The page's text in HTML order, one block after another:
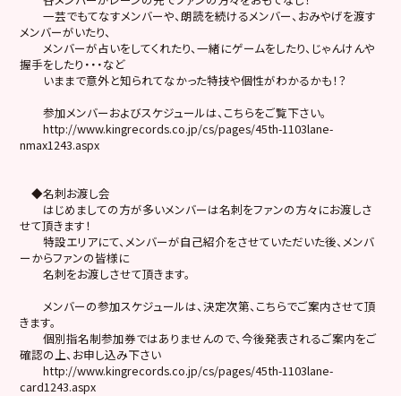
一芸でもてなすメンバーや、朗読を続けるメンバー、おみやげを渡す
メンバーがいたり、
メンバーが占いをしてくれたり、一緒にゲームをしたり、じゃんけんや
握手をしたり・・・など
いままで意外と知られてなかった特技や個性がわかるかも！？
参加メンバーおよびスケジュールは、こちらをご覧下さい。
http://www.kingrecords.co.jp/cs/pages/45th-1103lane-
nmax1243.aspx
◆名刺お渡し会
はじめましての方が多いメンバーは名刺をファンの方々にお渡しさ
せて頂きます！
特設エリアにて、メンバーが自己紹介をさせていただいた後、メンバ
ーからファンの皆様に
名刺をお渡しさせて頂きます。
メンバーの参加スケジュールは、決定次第、こちらでご案内させて頂
きます。
個別指名制参加券ではありませんので、今後発表されるご案内をご
確認の上、お申し込み下さい
http://www.kingrecords.co.jp/cs/pages/45th-1103lane-
card1243.aspx